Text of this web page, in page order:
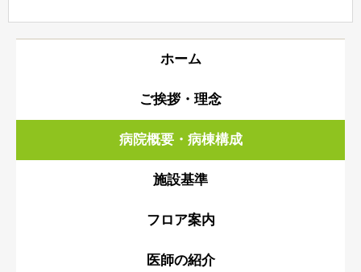
ホーム
ご挨拶・理念
病院概要・病棟構成
施設基準
フロア案内
医師の紹介